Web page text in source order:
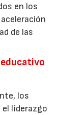
en los
de las
los
liderazgo